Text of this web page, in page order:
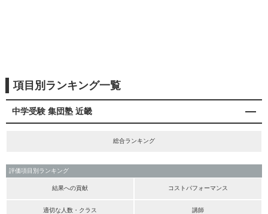
項目別ランキング一覧
中学受験 集団塾 近畿
総合ランキング
評価項目別ランキング
結果への貢献 コストパフォーマンス
適切な人数・クラス 講師